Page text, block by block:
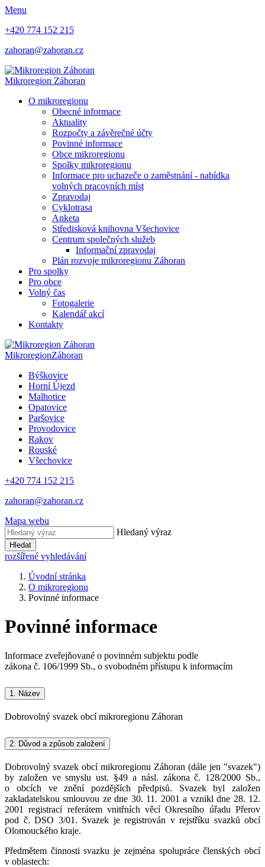
Menu
+420 774 152 215
zahoran@zahoran.cz
Mikroregion Záhoran
O mikroregionu
Obecné informace
Aktuality
Rozpočty a závěrečné účty
Povinné informace
Obce mikroregionu
Spolky mikroregionu
Informace pro uchazeče o zaměstnání - nabídka
volných pracovních míst
Zpravodaj
Cyklotrasa
Anketa
Středisková knihovna Všechovice
Centrum společných služeb
Informační zpravodaj
Plán rozvoje mikroregionu Záhoran
Pro spolky
Pro obce
Volný čas
Fotogalerie
Kalendář akcí
Kontakty
MikroregionZáhoran
Býškovice
Horní Újezd
Malhotice
Opatovice
Paršovice
Provodovice
Rakov
Rouské
Všechovice
+420 774 152 215
zahoran@zahoran.cz
Mapa webu
Hledaný výraz
Hledat
rozšířené vyhledávání
Úvodní stránka
O mikroregionu
Povinné informace
Povinné informace
Informace zveřejňované o povinném subjektu podle
zákona č. 106/1999 Sb., o svobodném přístupu k informacím
1. Název
Dobrovolný svazek obcí mikroregionu Záhoran
2. Důvod a způsob založení
Dobrovolný svazek obcí mikroregionu Záhoran (dále jen "svazek")
by založen ve smyslu ust. §49 a násl. zákona č. 128/2000 Sb.,
o obcích ve znění pozdějších předpisů. Svazek byl založen
zakladatelskou smlouvou ze dne 30. 11. 2001 a vznikl dne 28. 12.
2001 registrací referátem vnitřních věcí Okresního úřadu Přerov
pod č. DSO 3/01. Svazek je registrován v rejstříku svazků obcí
Olomouckého kraje.
Předmětem činnosti svazku je zejména spolupráce členských obcí
v oblastech: